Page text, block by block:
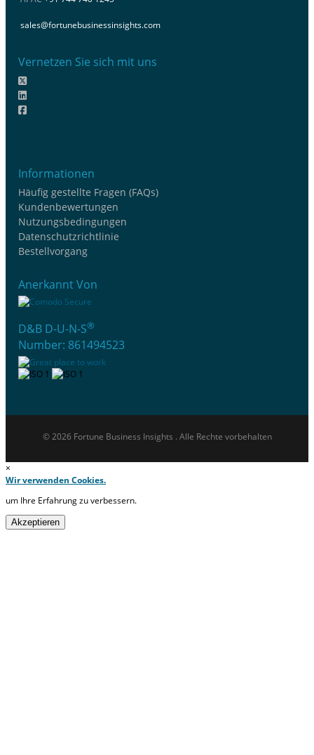
sales@fortunebusinessinsights.com
Vernetzen Sie sich mit uns
Informationen
Häufig gestellte Fragen (FAQs)
Kundenbewertungen
Nutzungsbedingungen
Datenschutzrichtlinie
Bestellvorgang
Anerkannt Von
D&B D-U-N-S®
Number: 861494523
© 2026 Fortune Business Insights . Alle Rechte vorbehalten
×
Wir verwenden Cookies.
um Ihre Erfahrung zu verbessern.
Akzeptieren